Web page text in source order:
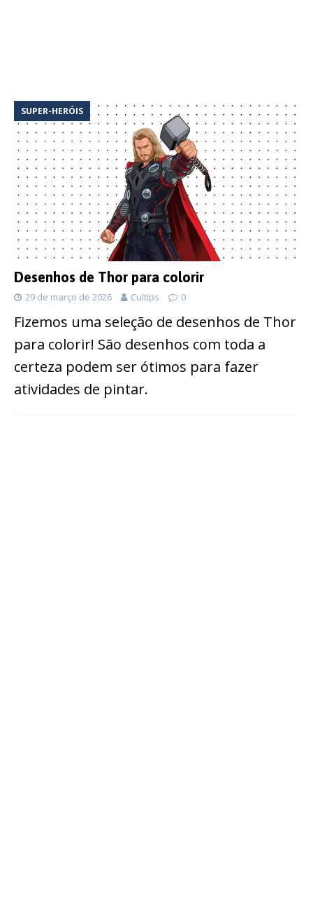
SUPER-HERÓIS
Desenhos de Thor para colorir
29 de março de 2026 Cultips 0
Fizemos uma seleção de desenhos de Thor
para colorir! São desenhos com toda a
certeza podem ser ótimos para fazer
atividades de pintar.